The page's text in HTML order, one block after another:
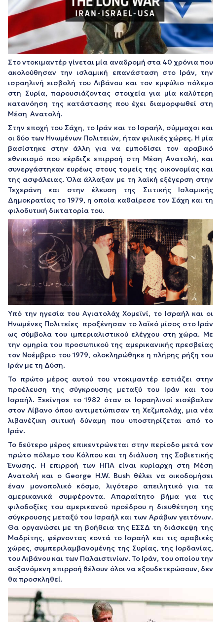
Στο ντοκιμαντέρ γίνεται μία αναδρομή στα 40 χρόνια που
ακολούθησαν την ισλαμική επανάσταση στο Ιράν, την
ισραηλινή εισβολή του Λιβάνου και τον εμφύλιο πόλεμο
στη Συρία, παρουσιάζοντας στοιχεία για μία καλύτερη
κατανόηση της κατάστασης που έχει διαμορφωθεί στη
Μέση Ανατολή.
Στην εποχή του Σάχη, το Ιράν και το Ισραήλ, σύμμαχοι και
οι δύο των Ηνωμένων Πολιτειών, ήταν φιλικές χώρες. Η μία
βασίστηκε στην άλλη για να εμποδίσει τον αραβικό
εθνικισμό που κέρδιζε επιρροή στη Μέση Ανατολή, και
συνεργάστηκαν ευρέως στους τομείς της οικονομίας και
της ασφάλειας. Όλα άλλαξαν με τη λαϊκή εξέγερση στην
Τεχεράνη και στην έλευση της Σιιτικής Ισλαμικής
Δημοκρατίας το 1979, η οποία καθαίρεσε τον Σάχη και τη
φιλοδυτική δικτατορία του.
Υπό την ηγεσία του Αγιατολάχ Χομεϊνί, το Ισραήλ και οι
Ηνωμένες Πολιτείες προξένησαν το λαϊκό μίσος στο Ιράν
ως σύμβολα του ιμπεριαλιστικού ελέγχου στη χώρα. Με
την ομηρία του προσωπικού της αμερικανικής πρεσβείας
τον Νοέμβριο του 1979, ολοκληρώθηκε η πλήρης ρήξη του
Ιράν με τη Δύση.
Το πρώτο μέρος αυτού του ντοκιμαντέρ εστιάζει στην
προέλευση της σύγκρουσης μεταξύ του Ιράν και του
Ισραήλ. Ξεκίνησε το 1982 όταν οι Ισραηλινοί εισέβαλαν
στον Λίβανο όπου αντιμετώπισαν τη Χεζμπολάχ, μια νέα
λιβανέζικη σιιτική δύναμη που υποστηρίζεται από το
Ιράν.
Το δεύτερο μέρος επικεντρώνεται στην περίοδο μετά τον
πρώτο πόλεμο του Κόλπου και τη διάλυση της Σοβιετικής
Ένωσης. Η επιρροή των ΗΠΑ είναι κυρίαρχη στη Μέση
Ανατολή και ο George H.W. Bush θέλει να οικοδομήσει
έναν μονοπολικό κόσμο, λιγότερο απειλητικό για τα
αμερικανικά συμφέροντα. Απαραίτητο βήμα για τις
φιλοδοξίες του αμερικανού προέδρου η διευθέτηση της
σύγκρουσης μεταξύ του Ισραήλ και των Αράβων γειτόνων.
Θα οργανώσει με τη βοήθεια της ΕΣΣΔ τη διάσκεψη της
Μαδρίτης, φέρνοντας κοντά το Ισραήλ και τις αραβικές
χώρες, συμπεριλαμβανομένης της Συρίας, της Ιορδανίας,
του Λιβάνου και των Παλαιστινίων. Το Ιράν, του οποίου την
αυξανόμενη επιρροή θέλουν όλοι να εξουδετερώσουν, δεν
θα προσκληθεί.